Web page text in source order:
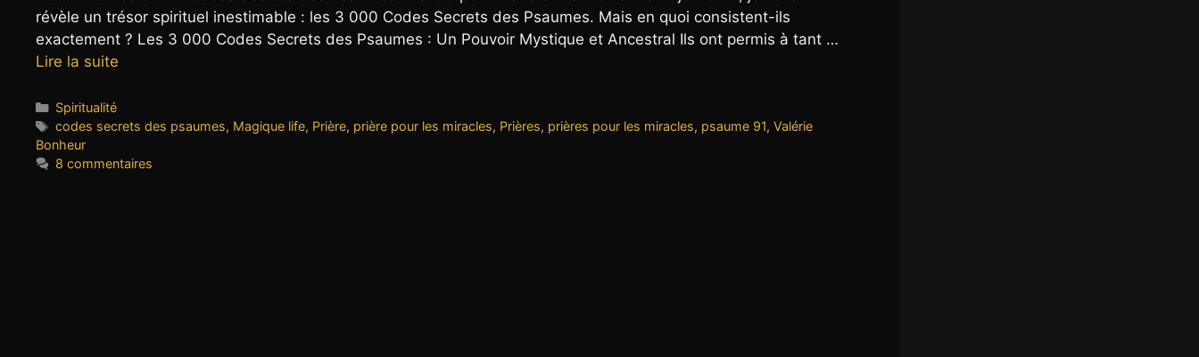
révèle un trésor spirituel inestimable : les 3 000 Codes Secrets des Psaumes. Mais en quoi consistent-ils
exactement ? Les 3 000 Codes Secrets des Psaumes : Un Pouvoir Mystique et Ancestral Ils ont permis à tant …
Lire la suite
Catégories
Spiritualité
Étiquettes
codes secrets des psaumes, Magique life, Prière, prière pour les miracles, Prières, prières pour les miracles, psaume 91, Valérie
Bonheur
8 commentaires